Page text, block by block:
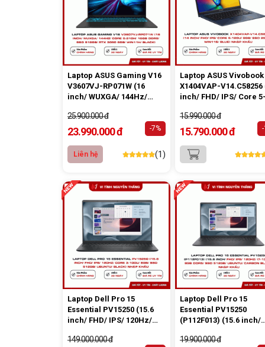
Laptop ASUS Gaming V16
V3607VJ-RP071W (16
inch/ WUXGA/ 144Hz/
SSD 512GB/ RTX 3050 6GB/
WIN11H/ Black)
25.900.000 đ
23.990.000 đ -7%
Liên hệ (1)
Laptop ASUS Vivobook
X1404VAP-V14.C58256
inch/ FHD/ IPS/ Core 5-
WIN11S/ Blue) Nhập
15.990.000 đ
15.790.000 đ
Laptop Dell Pro 15
Essential PV15250 (15.6
inch/ FHD/ IPS/ 120Hz/
512GB/ Ubuntu/ Black)
149.000.000 đ
Laptop Dell Pro 15
Essential PV15250
(P112F013) (15.6 inch/
1355U/ 8GB DDR5/ SSD
19.900.000 đ